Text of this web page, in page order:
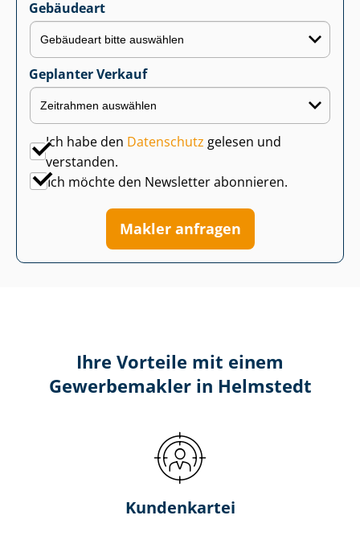
Gebäudeart
Geplanter Verkauf
Ich habe den Datenschutz gelesen und
verstanden.
Ich möchte den Newsletter abonnieren.
Makler anfragen
Ihre Vorteile mit einem
Gewerbemakler in Helmstedt
Kundenkartei